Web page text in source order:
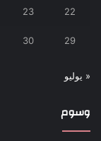
22
23
29
30
« يوليو
وسوم